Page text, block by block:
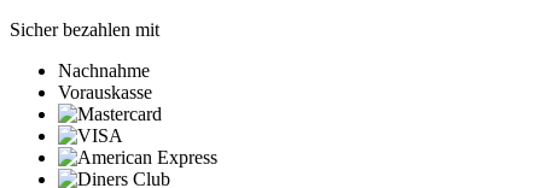
Sicher bezahlen mit
Nachnahme
Vorauskasse